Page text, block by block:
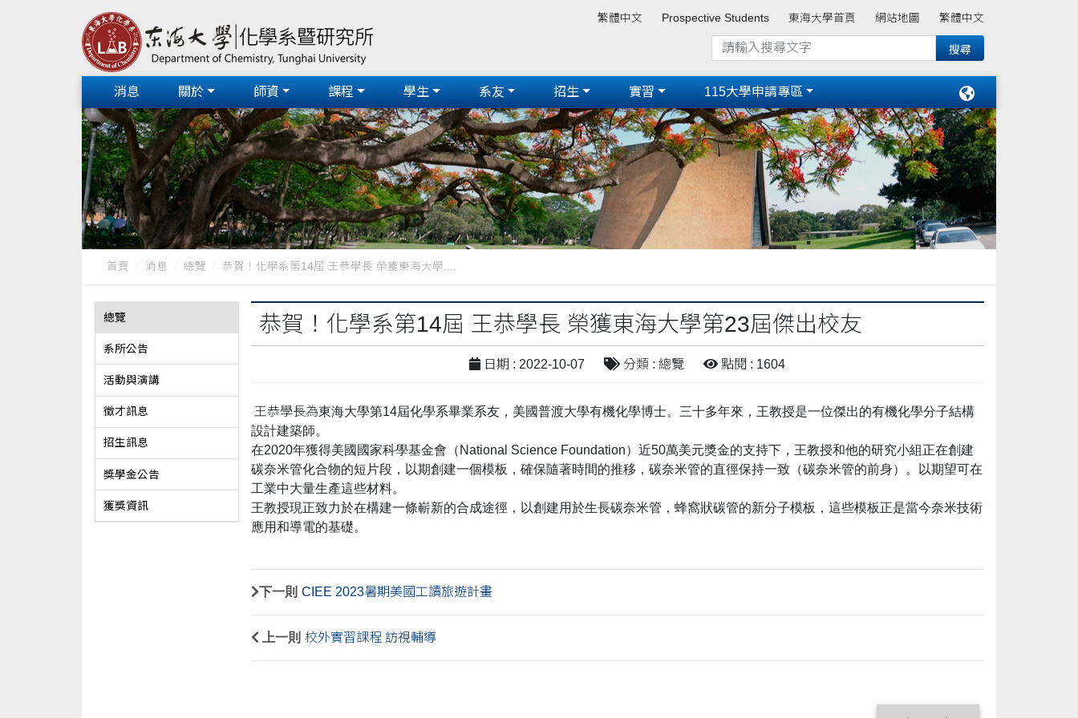
繁體中文 Prospective Students 東海大學首頁 網站地圖 繁體中文
消息 關於 師資 課程 學生 系友 招生 實習 115大學申請專區
首頁 消息 總覽 恭賀！化學系第14屆 王恭學長 榮獲東海大學....
總覽
系所公告
活動與演講
徵才訊息
招生訊息
獎學金公告
獲獎資訊
恭賀！化學系第14屆 王恭學長 榮獲東海大學第23屆傑出校友
日期 : 2022-10-07 分類 : 總覽 點閱 : 1604
王恭學長為東海大學第14屆化學系畢業系友，美國普渡大學有機化學博士。三十多年來，王教授是一位傑出的有機化學分子結構
設計建築師。
在2020年獲得美國國家科學基金會（National Science Foundation）近50萬美元獎金的支持下，王教授和他的研究小組正在創建
碳奈米管化合物的短片段，以期創建一個模板，確保隨著時間的推移，碳奈米管的直徑保持一致（碳奈米管的前身）。以期望可在
工業中大量生產這些材料。
王教授現正致力於在構建一條嶄新的合成途徑，以創建用於生長碳奈米管，蜂窩狀碳管的新分子模板，這些模板正是當今奈米技術
應用和導電的基礎。
下一則 CIEE 2023暑期美國工讀旅遊計畫
上一則 校外實習課程 訪視輔導